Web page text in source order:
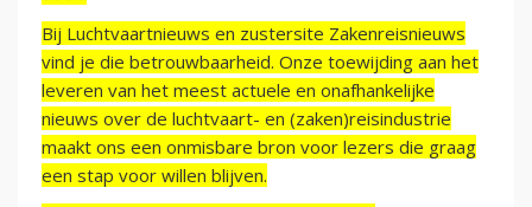
Bij Luchtvaartnieuws en zustersite Zakenreisnieuws
vind je die betrouwbaarheid. Onze toewijding aan het
leveren van het meest actuele en onafhankelijke
nieuws over de luchtvaart- en (zaken)reisindustrie
maakt ons een onmisbare bron voor lezers die graag
een stap voor willen blijven.